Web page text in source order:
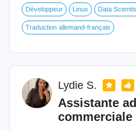
Développeur Linux Data
Traduction allemand-français
Lydie S.
Assistante
commerciale